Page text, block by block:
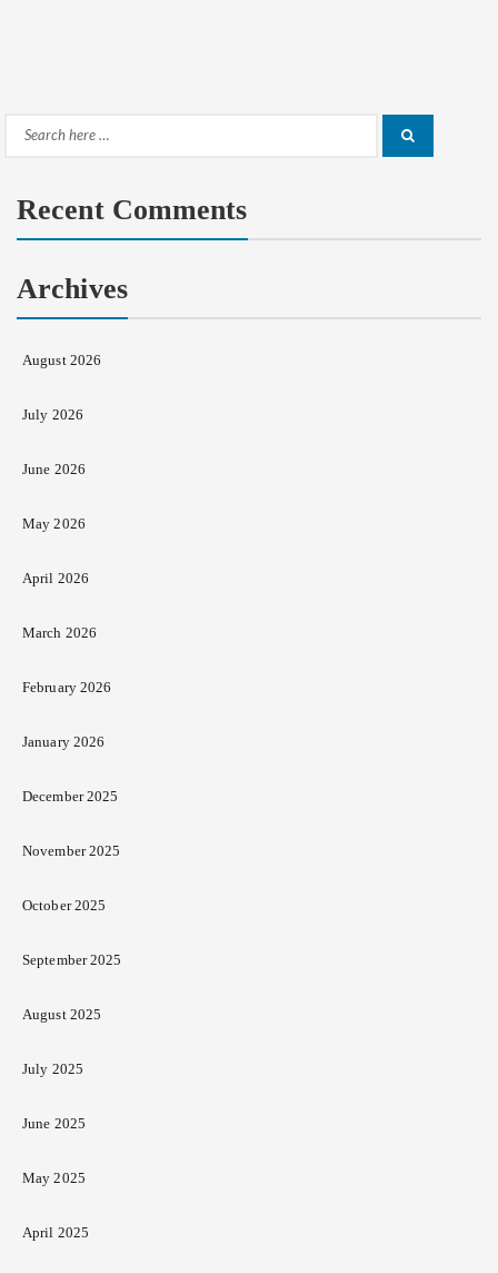
Search
Recent Comments
Archives
August 2026
July 2026
June 2026
May 2026
April 2026
March 2026
February 2026
January 2026
December 2025
November 2025
October 2025
September 2025
August 2025
July 2025
June 2025
May 2025
April 2025